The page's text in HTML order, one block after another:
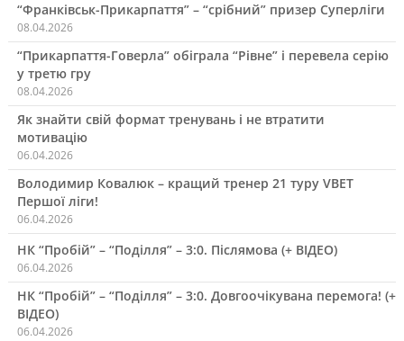
“Франківськ-Прикарпаття” – “срібний” призер Суперліги
08.04.2026
“Прикарпаття-Говерла” обіграла “Рівне” і перевела серію
у третю гру
08.04.2026
Як знайти свій формат тренувань і не втратити
мотивацію
06.04.2026
Володимир Ковалюк – кращий тренер 21 туру VBET
Першої ліги!
06.04.2026
НК “Пробій” – “Поділля” – 3:0. Післямова (+ ВІДЕО)
06.04.2026
НК “Пробій” – “Поділля” – 3:0. Довгоочікувана перемога! (+
ВІДЕО)
06.04.2026